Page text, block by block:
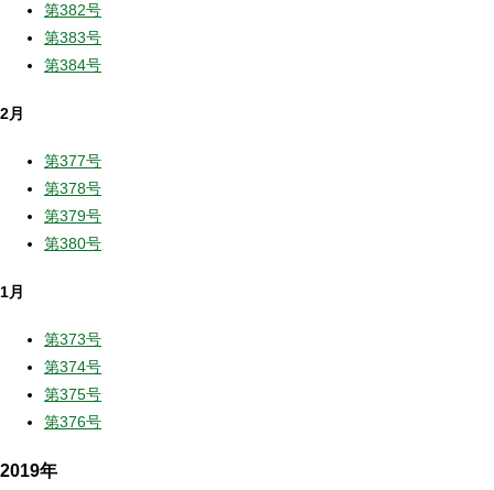
第382号
第383号
第384号
2月
第377号
第378号
第379号
第380号
1月
第373号
第374号
第375号
第376号
2019年